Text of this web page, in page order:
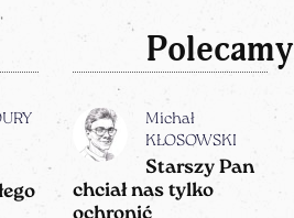
Polecamy
Michał
KŁOSOWSKI
Starszy Pan
chciał nas tylko
ochronić